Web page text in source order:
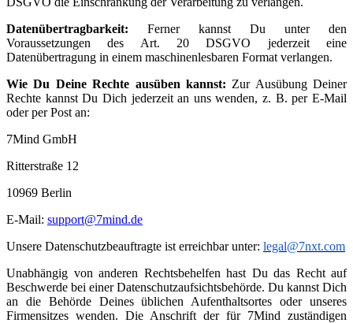
Datenübertragbarkeit: Ferner kannst Du unter den
Voraussetzungen des Art. 20 DSGVO jederzeit eine
Datenübertragung in einem maschinenlesbaren Format verlangen.
Wie Du Deine Rechte ausüben kannst: Zur Ausübung Deiner
Rechte kannst Du Dich jederzeit an uns wenden, z. B. per E-Mail
oder per Post an:
7Mind GmbH
Ritterstraße 12
10969 Berlin
E-Mail: support@7mind.de
Unsere Datenschutzbeauftragte ist erreichbar unter: legal@7nxt.com
Unabhängig von anderen Rechtsbehelfen hast Du das Recht auf
Beschwerde bei einer Datenschutzaufsichtsbehörde. Du kannst Dich
an die Behörde Deines üblichen Aufenthaltsortes oder unseres
Firmensitzes wenden. Die Anschrift der für 7Mind zuständigen